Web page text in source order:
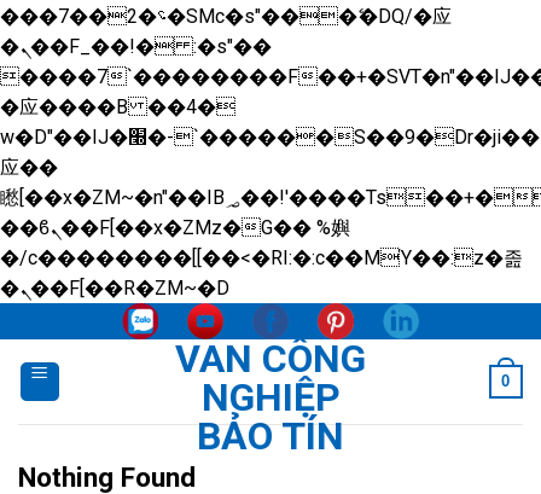
���؝�2��7�SMc�s"���ޭ�DQ/�应
�ܢ��F_��!� :�s"��
����7`��������F
�应����B ��4�
w�D"��IJ�׭�-`������S��9�Dr�ji��EJ߅��gJ�
应��
矁[��x�ZM~�n"��IB؃��!'����Тѕ��+��(m��IK�ʭ�/|
��ϐܢ��F[��x�ZMz�G�� %嬩
�/c��������[[��<�RI:�:c��MΎ��:z�졾
�ܢ��F[��R�ZM~�DSkip
content
VAN CÔNG
NGHIỆP
BẢO TÍN
0
Nothing Found